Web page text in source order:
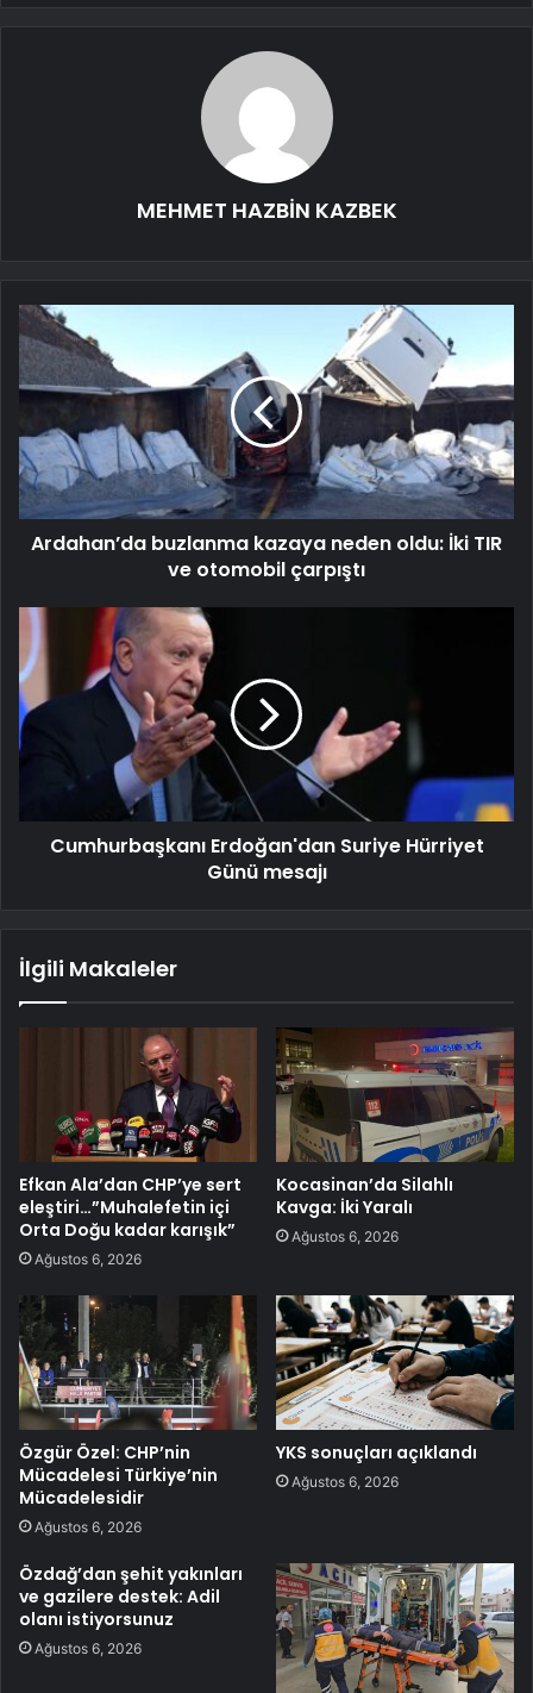
MEHMET HAZBİN KAZBEK
Ardahan’da buzlanma kazaya neden oldu: İki TIR
ve otomobil çarpıştı
Cumhurbaşkanı Erdoğan'dan Suriye Hürriyet
Günü mesajı
İlgili Makaleler
Efkan Ala’dan CHP’ye sert
eleştiri…”Muhalefetin içi
Orta Doğu kadar karışık”
Ağustos 6, 2026
Kocasinan’da Silahlı
Kavga: İki Yaralı
Ağustos 6, 2026
Özgür Özel: CHP’nin
Mücadelesi Türkiye’nin
Mücadelesidir
Ağustos 6, 2026
YKS sonuçları açıklandı
Ağustos 6, 2026
Özdağ’dan şehit yakınları
ve gazilere destek: Adil
olanı istiyorsunuz
Ağustos 6, 2026